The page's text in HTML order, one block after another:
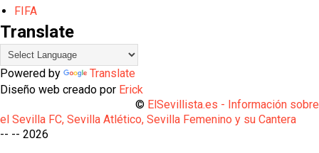
FIFA
Translate
Powered by
Translate
Diseño web creado por Erick
© ElSevillista.es - Información sobre
el Sevilla FC, Sevilla Atlético, Sevilla Femenino y su Cantera
-- -- 2026